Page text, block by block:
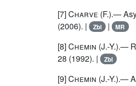
[7]Charve (F.).—
(2006). |
Zbl | MR
[8]Chemin (J.-Y.).—
28 (1992). |
Zbl
[9]Chemin (J.-Y.).—